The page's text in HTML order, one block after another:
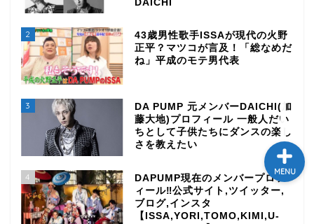
DAICHI
2
43歳男性歌手ISSAが現代の火野
正平？マツコが言及！「総なめだ
ね」平成のモテ男代表
3
DA PUMP 元メンバーDAICHI(加
藤大地)プロフィール 一般人だい
ちとして子供たちにダンスの楽し
さを教えたい
4
DAPUMP現在のメンバープロフ
ィール‼公式サイト,ツイッター,
ブログ,インスタ
【ISSA,YORI,TOMO,KIMI,U-
MENU
ばれラジオ～